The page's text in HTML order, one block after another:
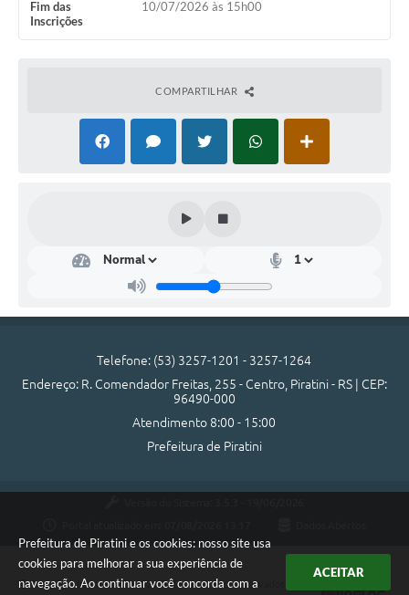
Prefeitura de Piratini e os cookies: nosso site usa
cookies para melhorar a sua experiência de
navegação. Ao continuar você concorda com a
ACEITAR
Editais
Fim das
Inscrições
10/07/2026 às 15h00
COMPARTILHAR
Telefone: (53) 3257-1201 - 3257-1264
Endereço: R. Comendador Freitas, 255 - Centro, Piratini - RS | CEP:
96490-000
Atendimento 8:00 - 15:00
Prefeitura de Piratini
Copyright Instar - 2006-2026. Todos os direitos reservados -